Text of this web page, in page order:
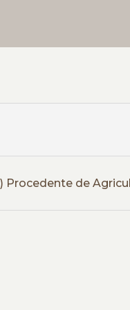
Procedente de